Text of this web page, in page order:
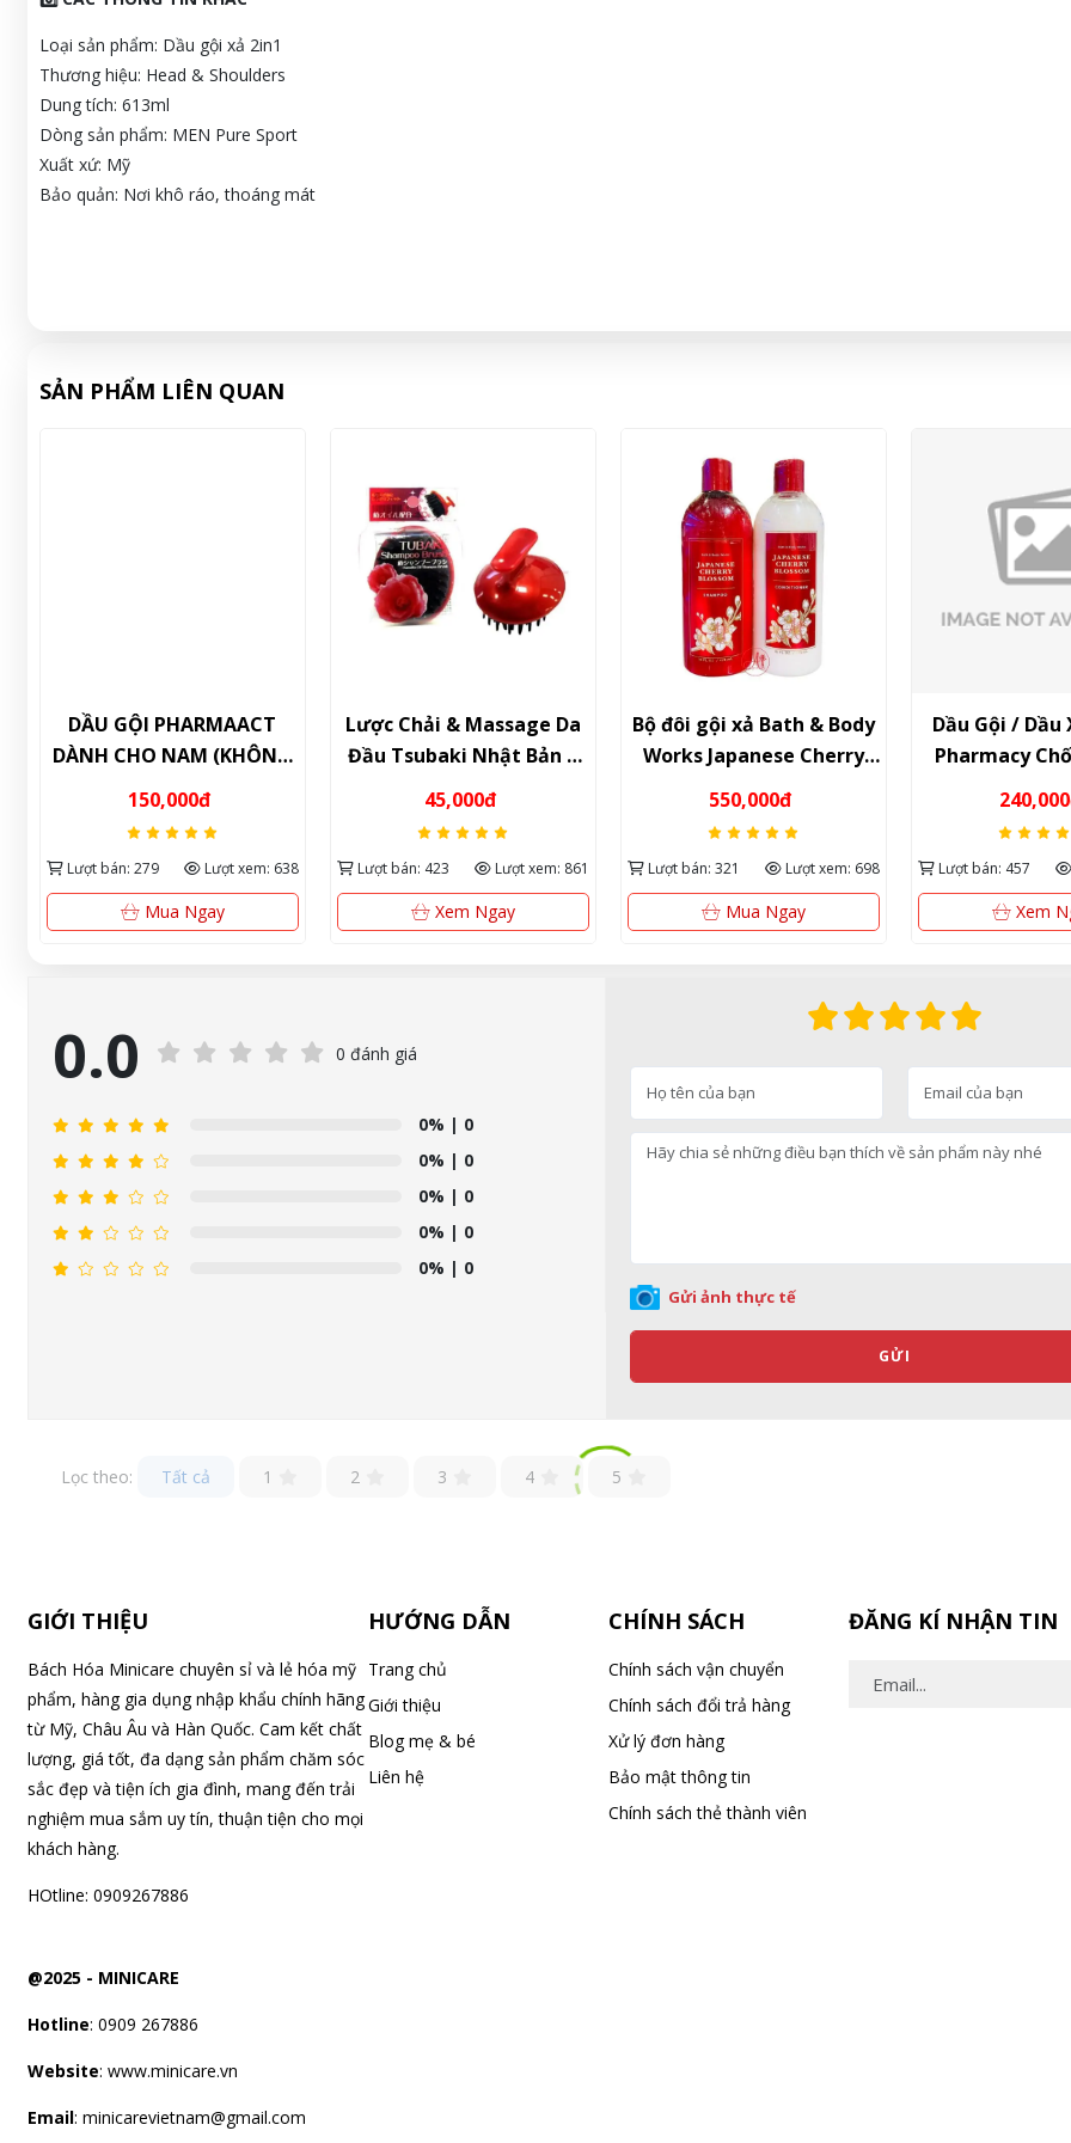
Loại sản phẩm: Dầu gội xả 2in1
Thương hiệu: Head & Shoulders
Dung tích: 613ml
Dòng sản phẩm: MEN Pure Sport
Xuất xứ: Mỹ
Bảo quản: Nơi khô ráo, thoáng mát
SẢN PHẨM LIÊN QUAN
DẦU GỘI PHARMAACT
DÀNH CHO NAM (KHÔNG
CHẤT PHỤ GIA) 600ML -
NỘI ĐỊA NHẬT
150,000đ
Lượt bán: 279 Lượt xem: 638
Mua Ngay
Lược Chải & Massage Da
Đầu Tsubaki Nhật Bản –
Chống tĩnh điện & dưỡng
tóc mềm mượt
45,000đ
Lượt bán: 423 Lượt xem: 861
Xem Ngay
Bộ đôi gội xả Bath & Body
Works Japanese Cherry
Blossom 473ml – Suối
nguồn dưỡng chất và
Mỹ
550,000đ
Lượt bán: 321 Lượt xem: 698
Mua Ngay
Dầu Gội / Dầu
Pharmacy
Tóc Chiết Xuất
Bàng &
Lượt bán: 457
Xem
0.0 0 đánh giá
0% | 0
0% | 0
0% | 0
0% | 0
0% | 0
Gửi ảnh thực tế
GỬI
Lọc theo: Tất cả 1 2 3 4 5
GIỚI THIỆU
Bách Hóa Minicare chuyên sỉ và lẻ hóa mỹ
phẩm, hàng gia dụng nhập khẩu chính hãng
từ Mỹ, Châu Âu và Hàn Quốc. Cam kết chất
lượng, giá tốt, đa dạng sản phẩm chăm sóc
sắc đẹp và tiện ích gia đình, mang đến trải
nghiệm mua sắm uy tín, thuận tiện cho mọi
khách hàng.
HOtline: 0909267886
HƯỚNG DẪN
Trang chủ
Giới thiệu
Blog mẹ & bé
Liên hệ
CHÍNH SÁCH
Chính sách vận chuyển
Chính sách đổi trả hàng
Xử lý đơn hàng
Bảo mật thông tin
Chính sách thẻ thành viên
ĐĂNG KÍ NHẬN TIN
@2025 - MINICARE
Hotline: 0909 267886
Website: www.minicare.vn
Email: minicarevietnam@gmail.com